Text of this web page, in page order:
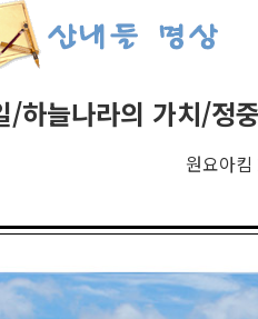
/하늘나라의 가치/정
원요아킴